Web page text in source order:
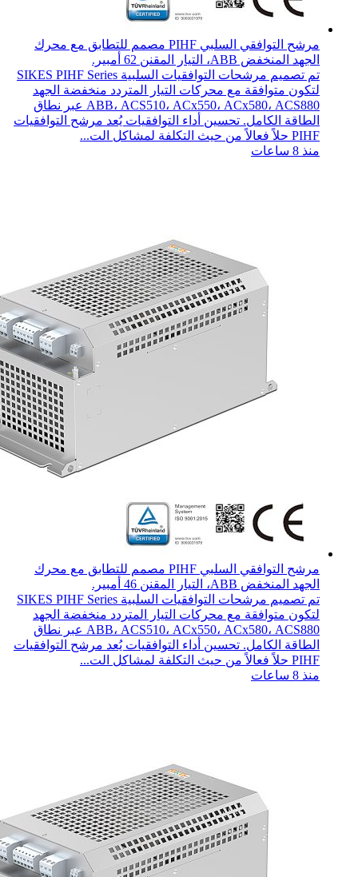
مرشح التوافقي السلبي PIHF مصمم للتطابق مع محرك
الجهد المنخفض ABB، التيار المقنن 62 أمبير.
تم تصميم مرشحات التوافقيات السلبية SIKES PIHF Series
لتكون متوافقة مع محركات التيار المتردد منخفضة الجهد
ABB، ACS510، ACx550، ACx580، ACS880 عبر نطاق
الطاقة الكامل. تحسين أداء التوافقيات يُعد مرشح التوافقيات
PIHF حلاً فعالاً من حيث التكلفة لمشاكل الت...
منذ 8 ساعات
مرشح التوافقي السلبي PIHF مصمم للتطابق مع محرك
الجهد المنخفض ABB، التيار المقنن 46 أمبير.
تم تصميم مرشحات التوافقيات السلبية SIKES PIHF Series
لتكون متوافقة مع محركات التيار المتردد منخفضة الجهد
ABB، ACS510، ACx550، ACx580، ACS880 عبر نطاق
الطاقة الكامل. تحسين أداء التوافقيات يُعد مرشح التوافقيات
PIHF حلاً فعالاً من حيث التكلفة لمشاكل الت...
منذ 8 ساعات